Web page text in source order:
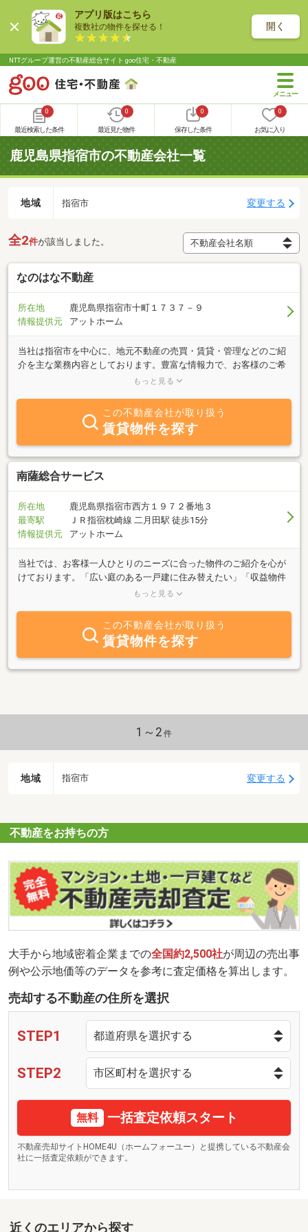
アプリ版はこちら
複数社の物件を探せる！ 開く
NTTグループ運営の不動産総合サイト goo住宅・不動産
0
最近検索した条件
0
最近見た物件
0
保存した条件
0
お気に入り
鹿児島県指宿市の不動産会社一覧
地域 指宿市 変更する
全2件が該当しました。
なのはな不動産
所在地
鹿児島県指宿市十町１７３７－９
情報提供元
アットホーム
当社は指宿市を中心に、地元不動産の売買・賃貸・管理などのご紹
介を主な業務内容としております。豊富な情報力で、お客様のご希
望に合った物件をスピーディにご紹介させていただきます。「売り
は何でもお気軽にご相談ください。当社ホームページにも多数物件
をご紹介しております！
もっと見る
この不動産会社が取り扱う
賃貸物件を探す
南薩総合サービス
所在地
鹿児島県指宿市西方１９７２番地３
最寄駅
ＪＲ指宿枕崎線 二月田駅 徒歩15分
情報提供元
アットホーム
当社では、お客様一人ひとりのニーズに合った物件のご紹介を心が
けております。「広い庭のある一戸建に住み替えたい」「収益物件
を探している」「新しく事業を始めるので事務所を探している」と
で、どうぞお気軽にお問い合せ下さい。皆様のご来店を心よりお待
ちしております。
もっと見る
この不動産会社が取り扱う
賃貸物件を探す
1～2 件
地域 指宿市 変更する
不動産をお持ちの方
大手から地域密着企業までの全国約2,500社が周辺の売出事
例や公示地価等のデータを参考に査定価格を算出します。
売却する不動産の住所を選択
STEP1
STEP2
無料 一括査定依頼スタート
不動産売却サイトHOME4U（ホームフォーユー）と提携している不動産会
社に一括査定依頼ができます。
近くのエリアから探す